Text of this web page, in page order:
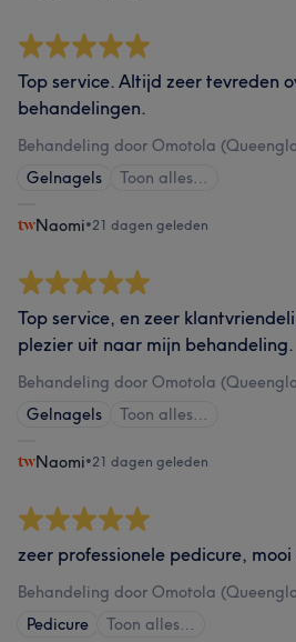
Top service. Altijd zeer tevreden
behandelingen.
Behandeling door Omotola
Gelnagels
Toon alles…
Naomi•21 dagen geleden
Top service, en zeer
plezier uit naar mijn behandeling.
Behandeling door Omotola
Gelnagels
Toon alles…
Naomi•21 dagen geleden
zeer professionele pedicure,
Behandeling door Omotola
Pedicure
Toon alles…